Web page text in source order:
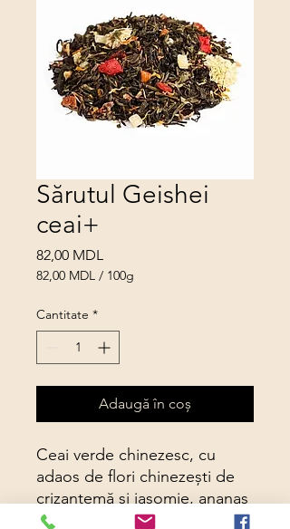
Sărutul Geishei
ceai+
82,00 MDL
82,00 MDL / 100g
per
100
Cantitate *
Adaugă în coș
Ceai verde chinezesc, cu
adaos de flori chinezești de
crizantemă și iasomie, ananas
confiat, bucăți de căpșuni și